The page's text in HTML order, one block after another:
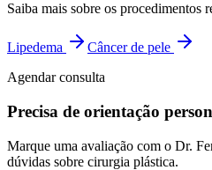
Saiba mais sobre os procedimentos
Lipedema
Câncer de pele
Agendar consulta
Precisa de orientação
Marque uma avaliação com o Dr.
dúvidas sobre cirurgia plástica.